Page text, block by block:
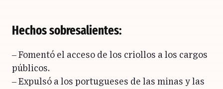
Hechos sobresalientes:
– Fomentó el acceso de los criollos a los cargos
públicos.
– Expulsó a los portugueses de las minas y las